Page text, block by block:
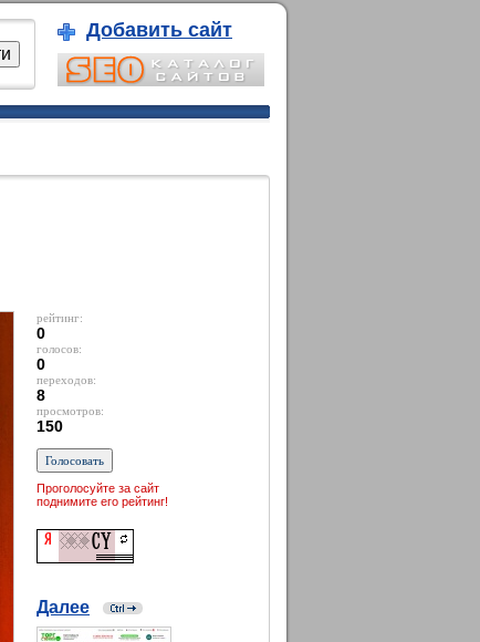
Добавить сайт
рейтинг:
0
голосов:
0
переходов:
8
просмотров:
150
Проголосуйте за сайт
поднимите его рейтинг!
Далее